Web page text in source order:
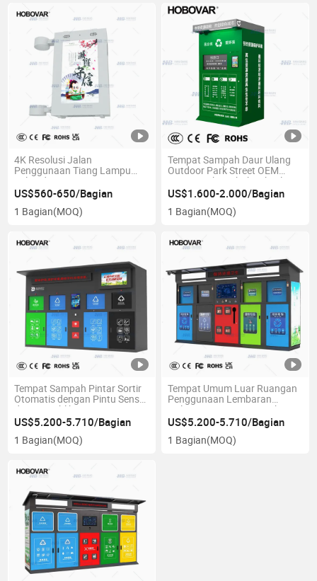
4K Resolusi Jalan
Penggunaan Tiang Lampu
Jalan dengan Layar LCD
Papan Digital
US$560-650/Bagian
1 Bagian(MOQ)
Tempat Sampah Daur Ulang
Outdoor Park Street OEM
ODM untuk Limbah Tekstil
US$1.600-2.000/Bagian
1 Bagian(MOQ)
Tempat Sampah Pintar Sortir
Otomatis dengan Pintu Sensor
di Area Publik Luar Ruangan
dari Lembaran Galvanis
US$5.200-5.710/Bagian
1 Bagian(MOQ)
Tempat Umum Luar Ruangan
Penggunaan Lembaran
Galvanis Tempat Sampah
Pintar Sensor Otomatis
US$5.200-5.710/Bagian
1 Bagian(MOQ)